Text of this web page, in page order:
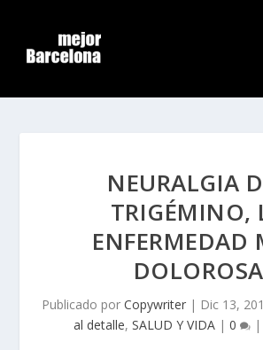
NEURALGIA
TRIGÉMINO,
ENFERMEDAD
DOLOROSA
Publicado por Copywriter | Dic 13,
al detalle, SALUD Y VIDA | 0 |